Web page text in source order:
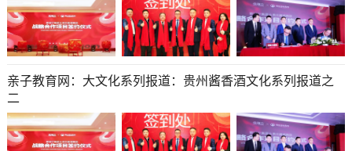
亲子教育网：大文化系列报道：贵州酱香酒文化系列报道之
二